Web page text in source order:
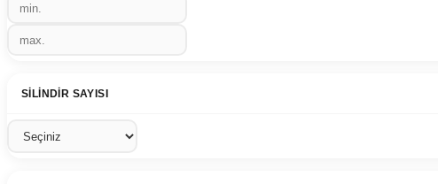
SILINDIR SAYISI